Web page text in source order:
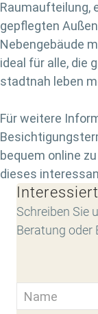
Raumaufteilung,
gepflegten
Nebengebäude
ideal für alle, die
stadtnah leben
Für weitere
bequem online
dieses
Schreiben Sie
Beratung oder